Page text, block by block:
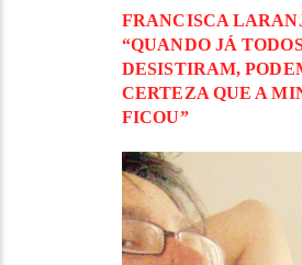
FRANCISCA
“QUANDO JÁ
DESISTIRAM,
CERTEZA QUE A
FICOU”